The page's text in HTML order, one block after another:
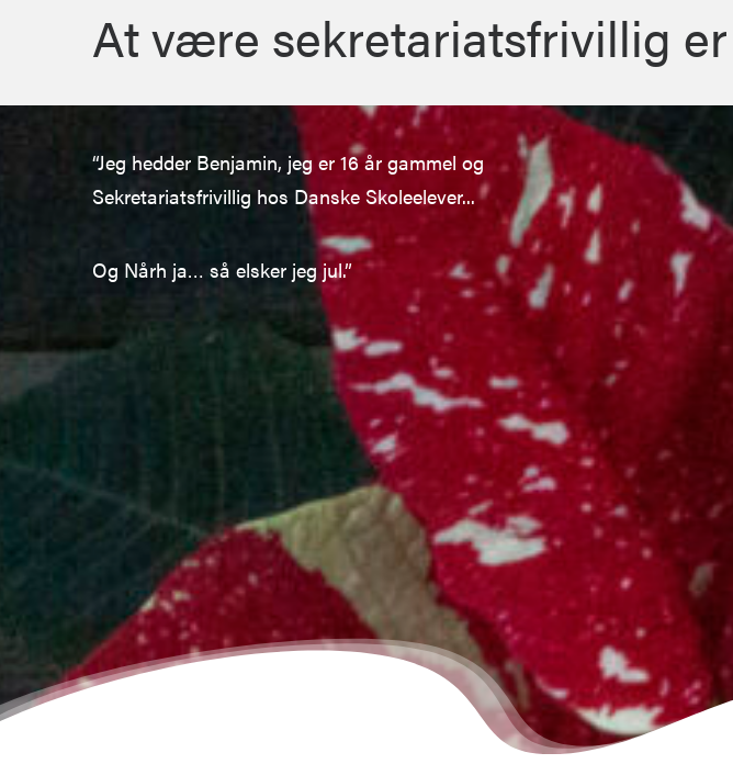
At være sekretariatsfrivillig
“Jeg hedder Benjamin, jeg er 16 år gammel og
Sekretariatsfrivillig hos Danske Skoleelever...
Og Nårh ja… så elsker jeg jul.”